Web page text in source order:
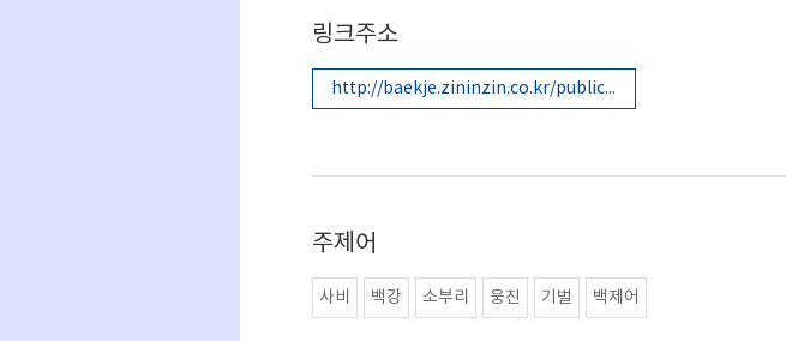
링크주소
http://baekje.zininzin.co.kr/publication/research/list.aspx?segenre=&seword=&page=5
주제어
사비 백강 소부리 웅진 기벌 백제어